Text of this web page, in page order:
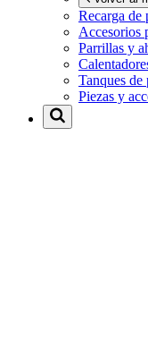
Recarga de
Accesorios
Parrillas y
Tanques de
Piezas y